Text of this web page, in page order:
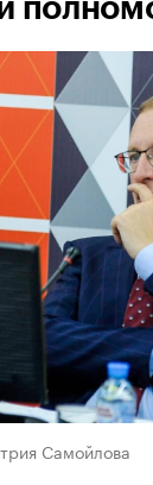
Самойлова